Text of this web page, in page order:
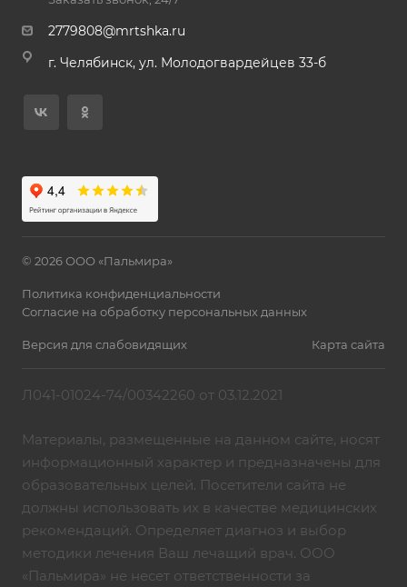
2779808@mrtshka.ru
г. Челябинск, ул. Молодогвардейцев 33-б
© 2026 ООО «Пальмира»
Политика конфиденциальности
Согласие на обработку персональных данных
Версия для слабовидящих Карта сайта
Л041-01024-74/00342260 от 03.12.2021
Материалы, размещенные на данном сайте, носят
информационный характер и предназначены для
образовательных целей. Посетители сайта не
должны использовать их в качестве медицинских
рекомендаций. Определяет диагноз и выбор
методики лечения Ваш лечащий врач. ООО
«Пальмира» не несет ответственности за